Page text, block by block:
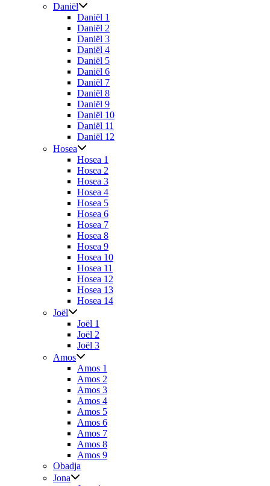
Daniël
Daniël 1
Daniël 2
Daniël 3
Daniël 4
Daniël 5
Daniël 6
Daniël 7
Daniël 8
Daniël 9
Daniël 10
Daniël 11
Daniël 12
Hosea
Hosea 1
Hosea 2
Hosea 3
Hosea 4
Hosea 5
Hosea 6
Hosea 7
Hosea 8
Hosea 9
Hosea 10
Hosea 11
Hosea 12
Hosea 13
Hosea 14
Joël
Joël 1
Joël 2
Joël 3
Amos
Amos 1
Amos 2
Amos 3
Amos 4
Amos 5
Amos 6
Amos 7
Amos 8
Amos 9
Obadja
Jona